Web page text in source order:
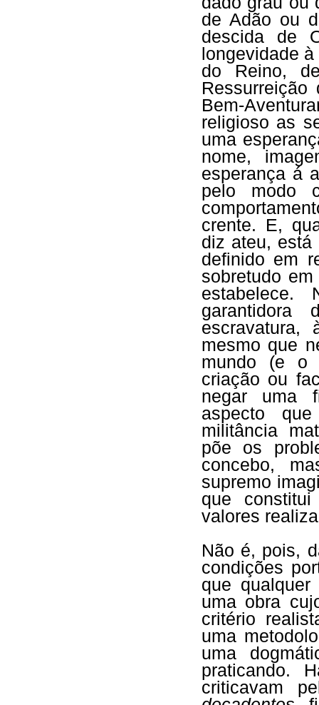
de Adão ou
descida de
longevidade
do Reino,
Bem-
religioso as
uma
nome,
esperança á
pelo modo
crente. E,
diz ateu, está
definido em
sobretudo
estabelece.
mesmo que
mundo (e o
criação ou
negar uma
aspecto
militância
põe os
concebo,
supremo
que
valores
Não é, pois,
condições
que
uma obra
critério
uma
uma
praticando.
criticavam